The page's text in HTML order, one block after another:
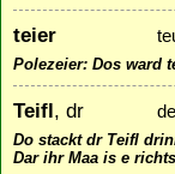
teier
Polezeier: Dos ward
Teifl, dr
Do stackt dr Teifl
Dar ihr Maa is e